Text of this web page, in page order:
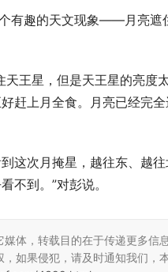
有趣的天文现象——月亮遮
天王星，但是天王星的亮
赶上月全食。月亮已经完
这次月掩星，越往东、越
不到。”对彭说。
体，转载目的在于传递更多
如果侵犯，请及时通知我们